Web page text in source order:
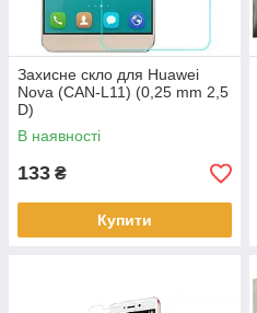
Захисне скло для Huawei
Nova (CAN-L11) (0,25 mm 2,5
D)
В наявності
133 ₴
Купити